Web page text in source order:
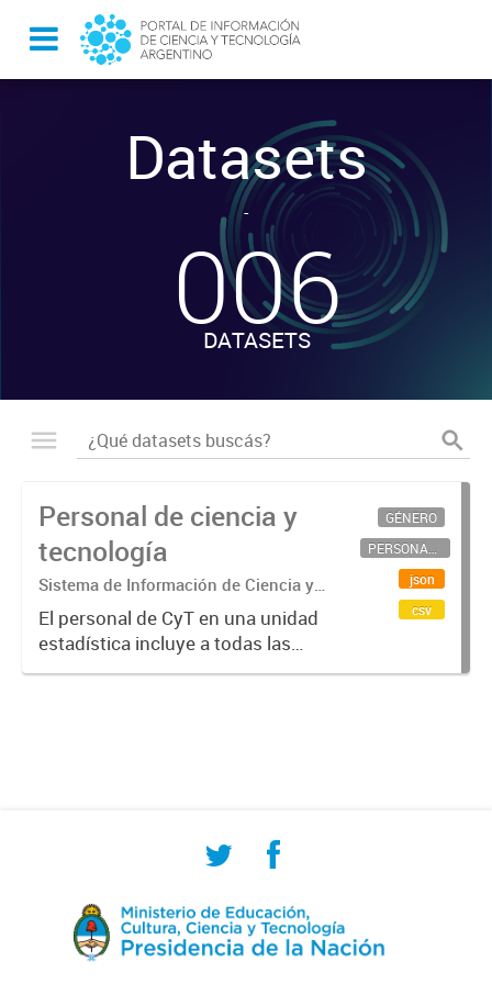
Datasets
-
006
DATASETS
Personal de ciencia y
tecnología
Sistema de Información de Ciencia y
Tecnología Argentino (SICYTAR)
El personal de CyT en una unidad
estadística incluye a todas las
personas involucradas
GÉNERO
PERSONAL CIENTÍFICO-TECNOLÓGICO
json
csv